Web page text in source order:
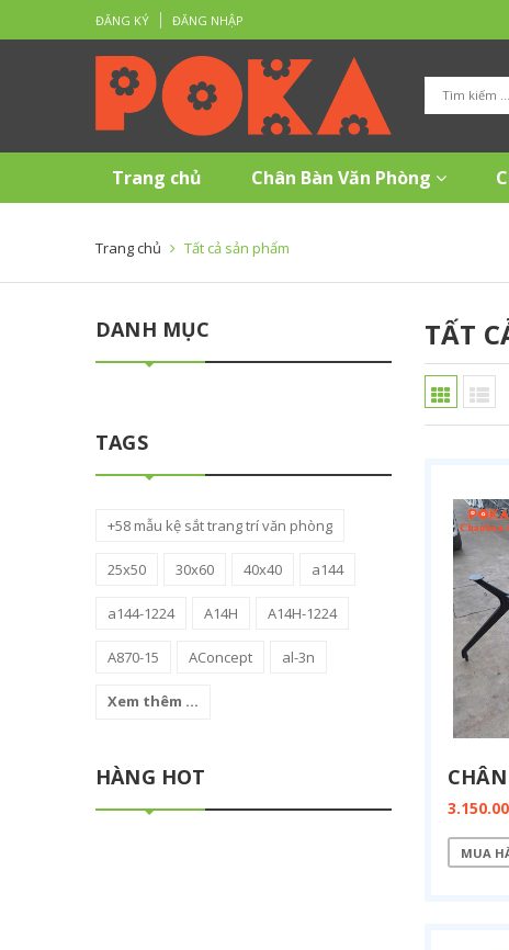
ĐĂNG KÝ ĐĂNG NHẬP
Trang chủ Chân Bàn Văn Phòng
Trang chủ Tất cả sản phẩm
TẤT
MUA
DANH MỤC
TAGS
+58 mẫu kệ sắt trang trí văn phòng
25x50 30x60 40x40 a144
a144-1224 A14H A14H-1224
A870-15 AConcept al-3n
Xem thêm ...
HÀNG HOT